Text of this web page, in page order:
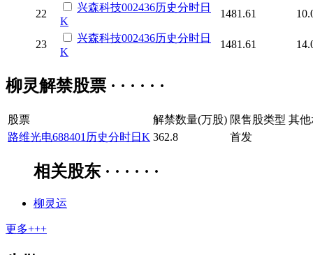
22
兴森科技002436历史分时日
K
1481.61
23
兴森科技002436历史分时日
K
1481.61
柳灵解禁股票 · · · · · ·
股票 解禁数量(万股) 限售股类型 其
路维光电688401 历史分时日K 362.8 首发
相关股东 · · · · · ·
柳灵运
更多+++